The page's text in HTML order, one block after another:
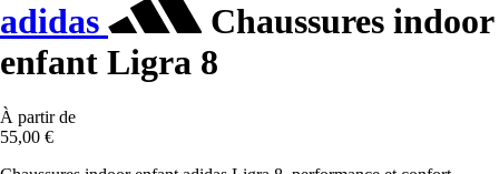
adidas
Chaussures indoor
enfant Ligra 8
À partir de
55,00 €